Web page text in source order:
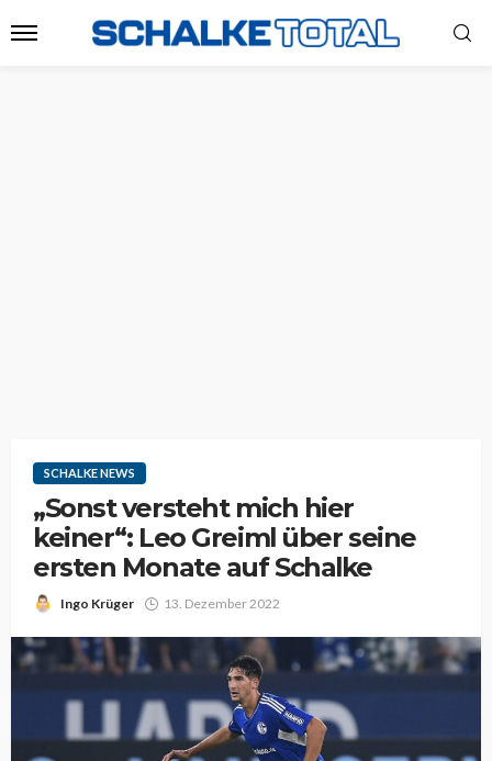
SCHALKE NEWS
„Sonst versteht mich hier
keiner“: Leo Greiml über seine
ersten Monate auf Schalke
Ingo Krüger 13. Dezember 2022